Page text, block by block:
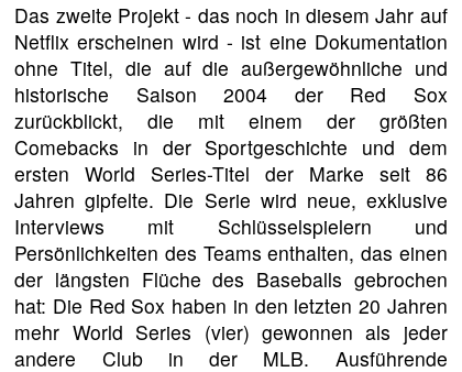
Das zweite Projekt - das noch in diesem Jahr auf
Netflix erscheinen wird - ist eine Dokumentation
ohne Titel, die auf die außergewöhnliche und
historische Saison 2004 der Red Sox
zurückblickt, die mit einem der größten
Comebacks in der Sportgeschichte und dem
ersten World Series-Titel der Marke seit 86
Jahren gipfelte. Die Serie wird neue, exklusive
Interviews mit Schlüsselspielern und
Persönlichkeiten des Teams enthalten, das einen
der längsten Flüche des Baseballs gebrochen
hat: Die Red Sox haben in den letzten 20 Jahren
mehr World Series (vier) gewonnen als jeder
andere Club in der MLB. Ausführende